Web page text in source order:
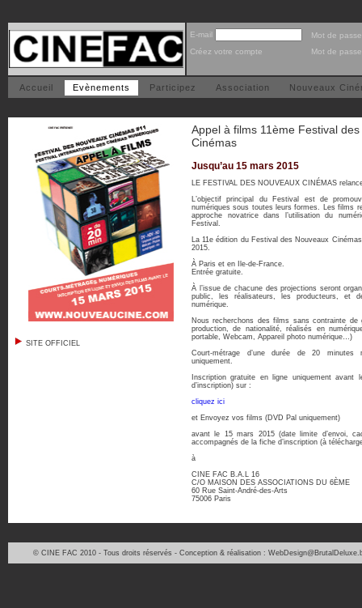
E-mail
Mot de passe
Créez votre compte
Mot de
Accueil Evènements Participez Association Nouveaux
SITE OFFICIEL
Appel à films 11ème Festival
Cinémas
Jusqu’au 15 mars 2015
LE FESTIVAL DES NOUVEAUX CINÉMAS
L’objectif principal du Festival est de
numériques sous toutes leurs formes. Les films
approche novatrice dans l’utilisation du
Festival.
La 11e édition du Festival des Nouveaux
2015.
À Paris et en Ile-de-France.
Entrée gratuite.
À l’issue de chacune des projections seront
public, les réalisateurs, les producteurs, et
numérique.
Nous recherchons des films sans contrainte
production, de nationalité, réalisés en
portable, Webcam, Appareil photo numérique…)
Court-métrage d’une durée de 20 minutes
uniquement.
Inscription gratuite en ligne uniquement
d’inscription) sur :
cliquez ici
et Envoyez vos films (DVD Pal uniquement)
avant le 15 mars 2015 (date limite d’envoi,
accompagnés de la fiche d’inscription (à
à
CINE FAC B.A.L 16
C/O MAISON DES ASSOCIATIONS DU 6ÈME
60 Rue Saint-André-des-Arts
75006 Paris
© CINE FAC 2010 - Tous droits réservés - Conception & réalisation :